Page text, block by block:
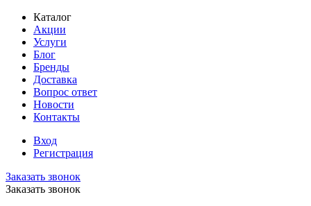
Каталог
Акции
Услуги
Блог
Бренды
Доставка
Вопрос ответ
Новости
Контакты
Вход
Регистрация
Заказать звонок
Заказать звонок